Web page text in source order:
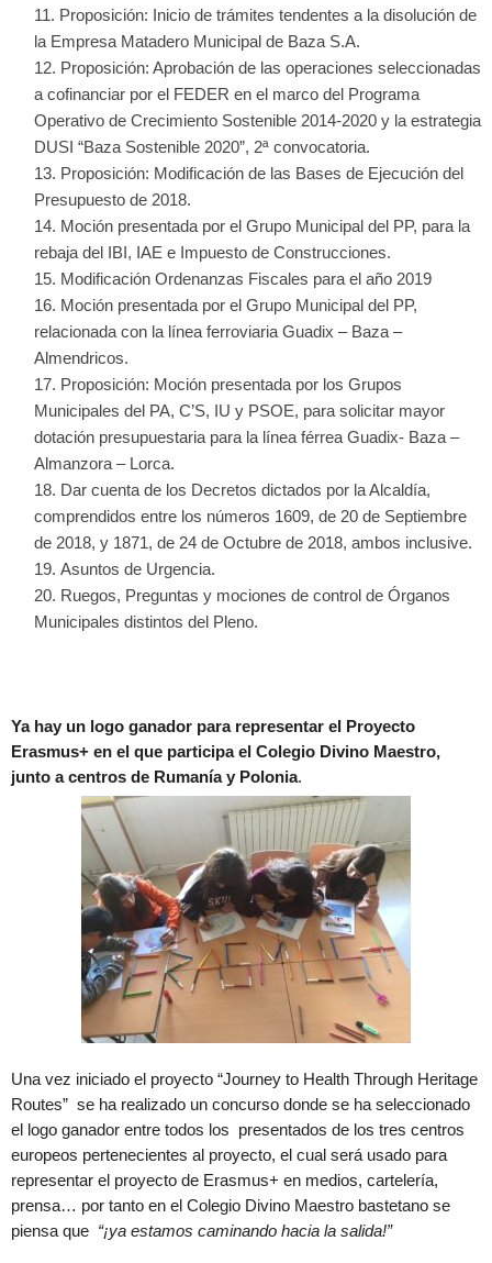
Proposición: Inicio de trámites tendentes a la disolución de
la Empresa Matadero Municipal de Baza S.A.
Proposición: Aprobación de las operaciones seleccionadas
a cofinanciar por el FEDER en el marco del Programa
Operativo de Crecimiento Sostenible 2014-2020 y la estrategia
DUSI “Baza Sostenible 2020”, 2ª convocatoria.
Proposición: Modificación de las Bases de Ejecución del
Presupuesto de 2018.
Moción presentada por el Grupo Municipal del PP, para la
rebaja del IBI, IAE e Impuesto de Construcciones.
Modificación Ordenanzas Fiscales para el año 2019
Moción presentada por el Grupo Municipal del PP,
relacionada con la línea ferroviaria Guadix – Baza –
Almendricos.
Proposición: Moción presentada por los Grupos
Municipales del PA, C’S, IU y PSOE, para solicitar mayor
dotación presupuestaria para la línea férrea Guadix- Baza –
Almanzora – Lorca.
Dar cuenta de los Decretos dictados por la Alcaldía,
comprendidos entre los números 1609, de 20 de Septiembre
de 2018, y 1871, de 24 de Octubre de 2018, ambos inclusive.
Asuntos de Urgencia.
Ruegos, Preguntas y mociones de control de Órganos
Municipales distintos del Pleno.
Ya hay un logo ganador para representar el Proyecto
Erasmus+ en el que participa el Colegio Divino Maestro,
junto a centros de Rumanía y Polonia.
Una vez iniciado el proyecto “Journey to Health Through Heritage
Routes” se ha realizado un concurso donde se ha seleccionado
el logo ganador entre todos los presentados de los tres centros
europeos pertenecientes al proyecto, el cual será usado para
representar el proyecto de Erasmus+ en medios, cartelería,
prensa… por tanto en el Colegio Divino Maestro bastetano se
piensa que “¡ya estamos caminando hacia la salida!”